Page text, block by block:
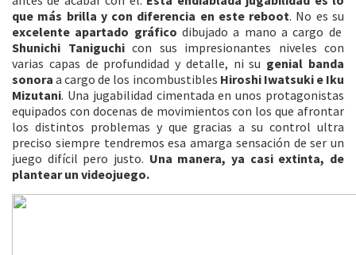
que más brilla y con diferencia en este reboot. No es su
excelente apartado gráfico dibujado a mano a cargo de
Shunichi Taniguchicon sus impresionantes niveles con
varias capas de profundidad y detalle, ni su genial banda
sonora a cargo de los incombustibles Hiroshi Iwatsuki e Iku
Mizutani. Una jugabilidad cimentada en unos protagonistas
equipados con docenas de movimientos con los que afrontar
los distintos problemas y que gracias a su control ultra
preciso siempre tendremos esa amarga sensación de ser un
juego difícil pero justo. Una manera, ya casi extinta, de
plantear un videojuego.